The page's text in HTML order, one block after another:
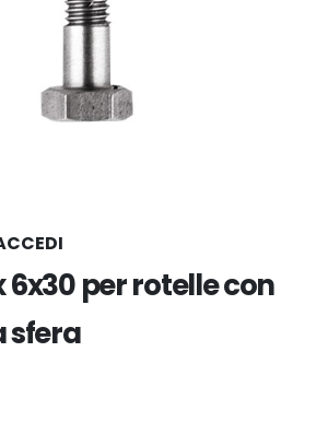
6x30 per rotelle con
sfera